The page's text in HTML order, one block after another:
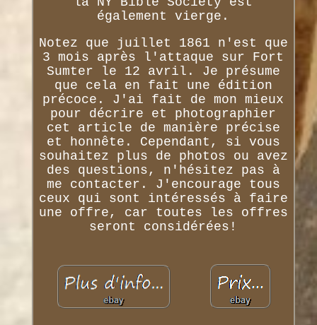
également vierge.
Notez que juillet 1861 n'est que
3 mois après l'attaque sur Fort
Sumter le 12 avril. Je présume
que cela en fait une édition
précoce. J'ai fait de mon mieux
pour décrire et photographier
cet article de manière précise
et honnête. Cependant, si vous
souhaitez plus de photos ou avez
des questions, n'hésitez pas à
me contacter. J'encourage tous
ceux qui sont intéressés à faire
une offre, car toutes les offres
seront considérées!